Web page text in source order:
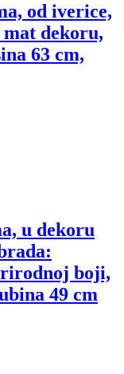
od iverice,
dekoru,
63 cm,
u dekoru
boji,
49 cm